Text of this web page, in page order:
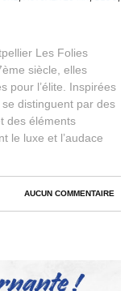
Les Folies
siècle, elles
pour l’élite. Inspirées
distinguent par des
des éléments
le luxe et l’audace
AUCUN COMMENTAIRE